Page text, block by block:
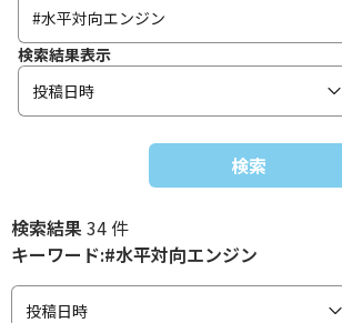
検索結果表示
投稿日時
検索
検索結果34 件
キーワード:#水平対向エンジン
投稿日時